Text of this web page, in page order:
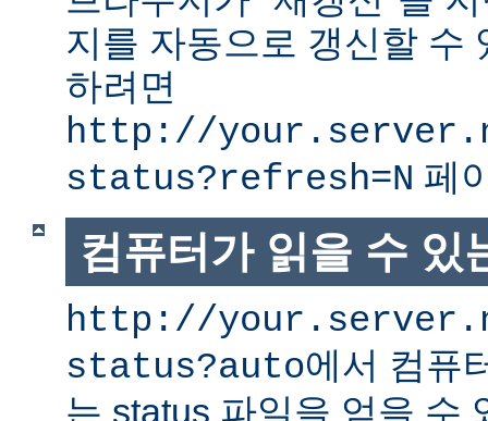
지를 자동으로 갱신할 수
하려면
http://
status?refresh=N 페
컴퓨터가 읽을 수 있
http://
status?auto에서 컴퓨
는 status 파일을 얻을 수